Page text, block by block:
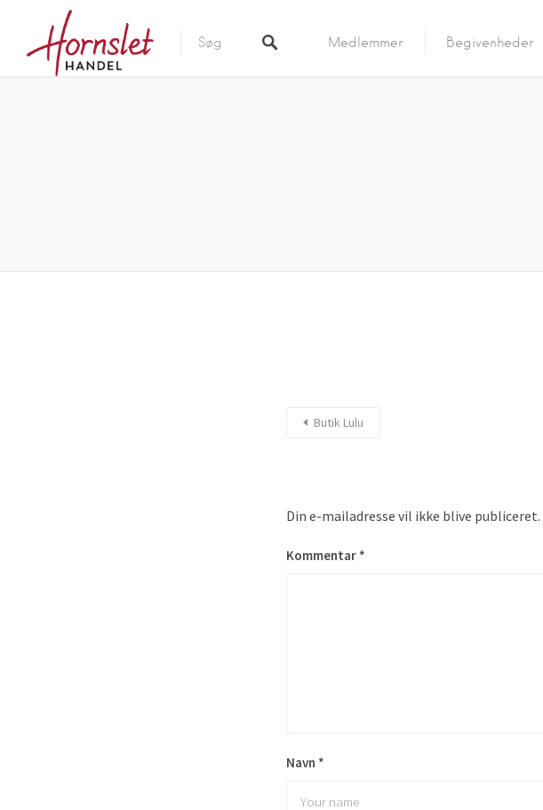
Medlemmer Begivenheder
Butik Lulu
Din e-mailadresse vil ikke blive publiceret.
Kommentar *
Navn *